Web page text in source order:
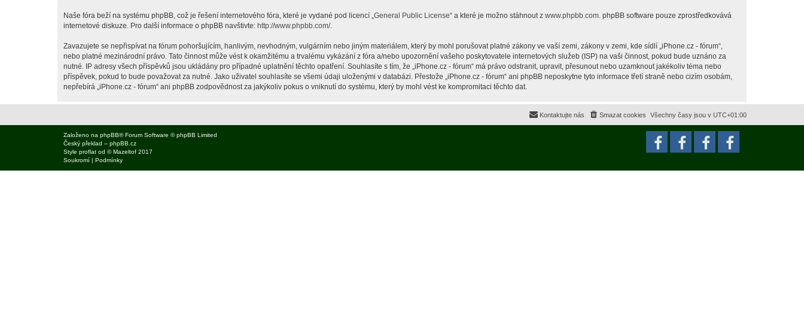
Naše fóra beží na systému phpBB, což je řešení internetového fóra, které je vydané pod licencí „General Public License“ a které je možno stáhnout z www.phpbb.com. phpBB software pouze zprostředkovává
internetové diskuze. Pro další informace o phpBB navštivte: http://www.phpbb.com/.
Zavazujete se nepřispívat na fórum pohoršujícím, hanlivým, nevhodným, vulgárním nebo jiným materiálem, který by mohl porušovat platné zákony ve vaší zemi, zákony v zemi, kde sídlí „iPhone.cz - fórum“,
nebo platné mezinárodní právo. Tato činnost může vést k okamžitému a trvalému vykázání z fóra a/nebo upozornění vašeho poskytovatele internetových služeb (ISP) na vaši činnost, pokud bude uznáno za
nutné. IP adresy všech příspěvků jsou ukládány pro případné uplatnění těchto opatření. Souhlasíte s tím, že „iPhone.cz - fórum“ má právo odstranit, upravit, přesunout nebo uzamknout jakékoliv téma nebo
příspěvek, pokud to bude považovat za nutné. Jako uživatel souhlasíte se všemi údaji uloženými v databázi. Přestože „iPhone.cz - fórum“ ani phpBB neposkytne tyto informace třetí straně nebo cizím osobám,
nepřebírá „iPhone.cz - fórum“ ani phpBB zodpovědnost za jakýkoliv pokus o vniknutí do systému, který by mohl vést ke kompromitaci těchto dat.
Všechny časy jsou v UTC+01:00
Smazat cookies
Kontaktujte nás
Založeno na phpBB® Forum Software © phpBB Limited
Český překlad – phpBB.cz
Style proflat od ©Mazeltof 2017
Soukromí | Podmínky